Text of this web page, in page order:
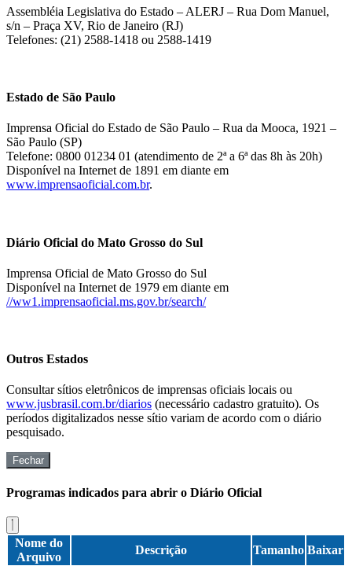
Assembléia Legislativa do Estado – ALERJ – Rua Dom Manuel,
s/n – Praça XV, Rio de Janeiro (RJ)
Telefones: (21) 2588-1418 ou 2588-1419
Estado de São Paulo
Imprensa Oficial do Estado de São Paulo – Rua da Mooca, 1921 –
São Paulo (SP)
Telefone: 0800 01234 01 (atendimento de 2ª a 6ª das 8h às 20h)
Disponível na Internet de 1891 em diante em
www.imprensaoficial.com.br.
Diário Oficial do Mato Grosso do Sul
Imprensa Oficial de Mato Grosso do Sul
Disponível na Internet de 1979 em diante em
//ww1.imprensaoficial.ms.gov.br/search/
Outros Estados
Consultar sítios eletrônicos de imprensas oficiais locais ou
www.jusbrasil.com.br/diarios (necessário cadastro gratuito). Os
períodos digitalizados nesse sítio variam de acordo com o diário
pesquisado.
Fechar
Programas indicados para abrir o Diário Oficial
Nome do
Arquivo
Descrição Tamanho Baixar